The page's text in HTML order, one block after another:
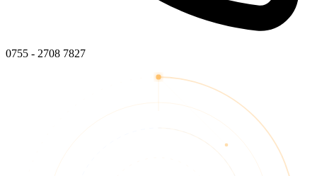
0755 - 2708 7827